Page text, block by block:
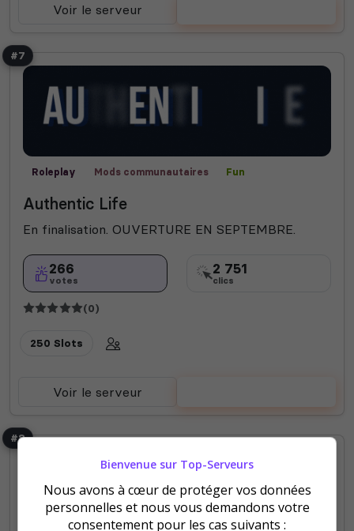
Voir le serveur
#7
Roleplay Mods communautaires Fun
Authentic Life
En finalisation. OUVERTURE EN SEPTEMBRE.
266
votes
2 751
clics
(0)
250 Slots
Voir le serveur
#8
Bienvenue sur Top-Serveurs
Nous avons à cœur de protéger vos données
personnelles et nous vous demandons votre
consentement pour les cas suivants :